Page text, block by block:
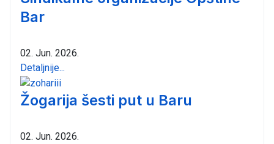
Bar
02. Jun. 2026.
Detaljnije...
Žogarija šesti put u Baru
02. Jun. 2026.